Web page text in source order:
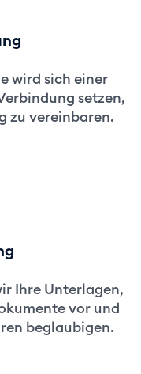
wird sich einer
setzen,
zu vereinbaren.
Ihre Unterlagen,
vor und
beglaubigen.